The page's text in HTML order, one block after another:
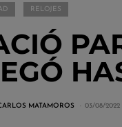
RELOJES
MATAMOROS 03/08/2022